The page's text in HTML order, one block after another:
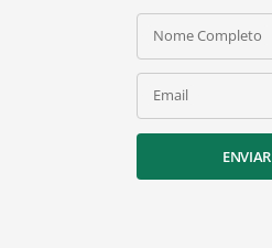
Nome Completo
Email
ENVIAR